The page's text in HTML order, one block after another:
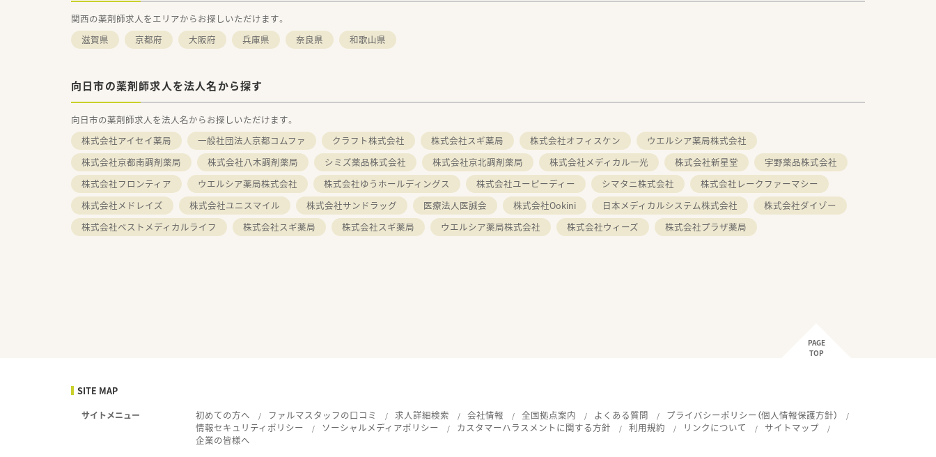
関西の薬剤師求人をエリアからお探しいただけます。
滋賀県
京都府 大阪府 兵庫県 奈良県 和歌山県
向日市の薬剤師求人を法人名から探す
向日市の薬剤師求人を法人名からお探しいただけます。
株式会社アイセイ薬局
一般社団法人京都コムファ クラフト株式会社 株式会社スギ薬局 株式会社オフィスケン
ウエルシア薬局株式会社
株式会社京都南調剤薬局
株式会社八木調剤薬局 シミズ薬品株式会社 株式会社京北調剤薬局 株式会社メディカル一光 株式会社新星堂
宇野薬品株式会社
株式会社フロンティア
ウエルシア薬局株式会社 株式会社ゆうホールディングス 株式会社ユーピーディー シマタニ株式会社
株式会社レークファーマシー
株式会社メドレイズ
株式会社ユニスマイル 株式会社サンドラッグ 医療法人医誠会 株式会社Ookini 日本メディカルシステム株式会社
株式会社ダイゾー
株式会社ベストメディカルライフ
株式会社スギ薬局 株式会社スギ薬局 ウエルシア薬局株式会社 株式会社ウィーズ 株式会社プラザ薬局
PAGE
TOP
SITE MAP
サイトメニュー 初めての方へ ファルマスタッフの口コミ 求人詳細検索 会社情報 全国拠点案内 よくある質問
プライバシーポリシー（個人情報保護方針）
情報セキュリティポリシー
ソーシャルメディアポリシー カスタマーハラスメントに関する方針 利用規約 リンクについて
サイトマップ
企業の皆様へ